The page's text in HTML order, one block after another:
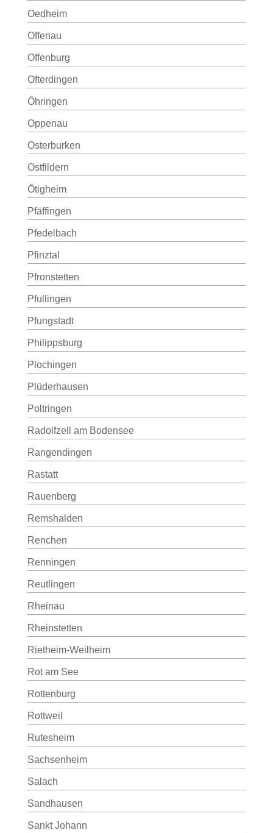
Oedheim
Offenau
Offenburg
Ofterdingen
Öhringen
Oppenau
Osterburken
Ostfildern
Ötigheim
Pfäffingen
Pfedelbach
Pfinztal
Pfronstetten
Pfullingen
Pfungstadt
Philippsburg
Plochingen
Plüderhausen
Poltringen
Radolfzell am Bodensee
Rangendingen
Rastatt
Rauenberg
Remshalden
Renchen
Renningen
Reutlingen
Rheinau
Rheinstetten
Rietheim-Weilheim
Rot am See
Rottenburg
Rottweil
Rutesheim
Sachsenheim
Salach
Sandhausen
Sankt Johann